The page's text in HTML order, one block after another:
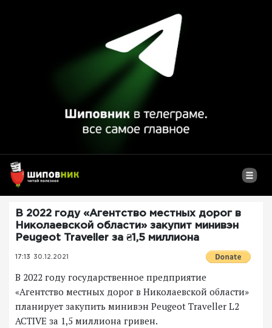
В 2022 году «Агентство местных дорог в
Николаевской области» закупит минивэн
Peugeot Traveller за ₴1,5 миллиона
17:13 30.12.2021
В 2022 году государственное предприятие
«Агентство местных дорог в Николаевской области»
планирует закупить минивэн Peugeot Traveller L2
ACTIVE за 1,5 миллиона гривен.